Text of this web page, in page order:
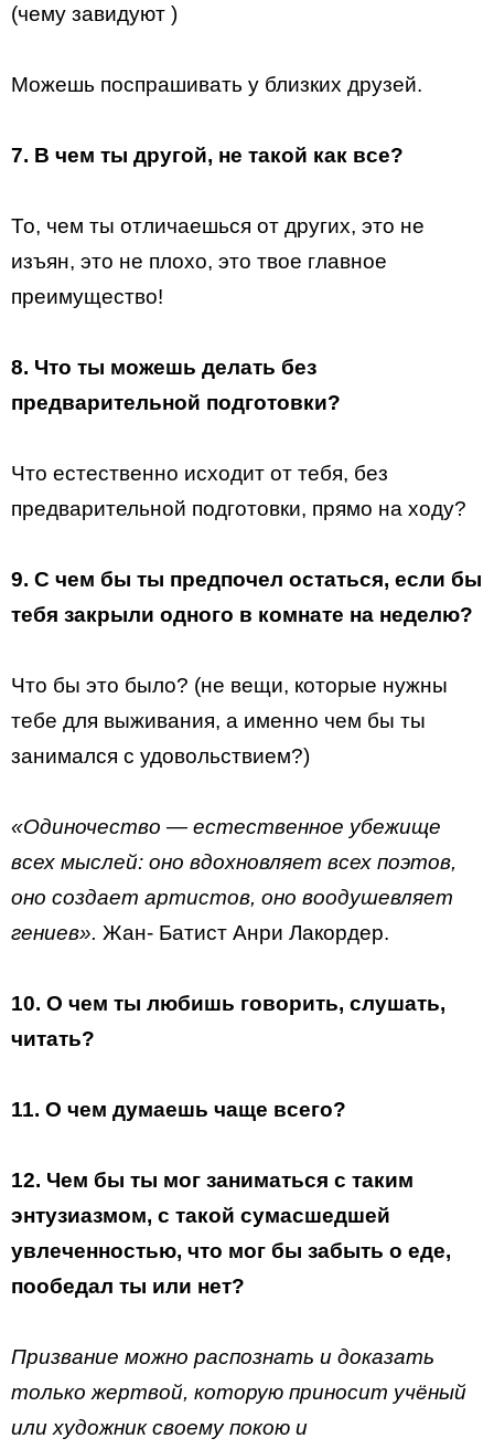
(чему завидуют )
Можешь поспрашивать у близких друзей.
7. В чем ты другой, не такой как все?
То, чем ты отличаешься от других, это не
изъян, это не плохо, это твое главное
преимущество!
8. Что ты можешь делать без
предварительной подготовки?
Что естественно исходит от тебя, без
предварительной подготовки, прямо на ходу?
9. С чем бы ты предпочел остаться, если бы
тебя закрыли одного в комнате на неделю?
Что бы это было? (не вещи, которые нужны
тебе для выживания, а именно чем бы ты
занимался с удовольствием?)
«Одиночество — естественное убежище
всех мыслей: оно вдохновляет всех поэтов,
оно создает артистов, оно воодушевляет
гениев». Жан- Батист Анри Лакордер.
10. О чем ты любишь говорить, слушать,
читать?
11. О чем думаешь чаще всего?
12. Чем бы ты мог заниматься с таким
энтузиазмом, с такой сумасшедшей
увлеченностью, что мог бы забыть о еде,
пообедал ты или нет?
Призвание можно распознать и доказать
только жертвой, которую приносит учёный
или художник своему покою и